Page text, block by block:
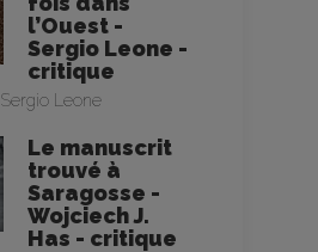
l’Ouest -
Sergio Leone -
critique
Sergio Leone
Le manuscrit
trouvé à
Saragosse -
Wojciech J.
Has - critique